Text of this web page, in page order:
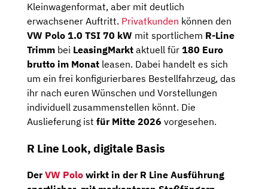
Kleinwagenformat, aber mit deutlich
erwachsener Auftritt. Privatkunden können den
VW Polo 1.0 TSI 70 kW mit sportlichem R-Line
Trimm bei LeasingMarkt aktuell für 180 Euro
brutto im Monat leasen. Dabei handelt es sich
um ein frei konfigurierbares Bestellfahrzeug, das
ihr nach euren Wünschen und Vorstellungen
individuell zusammenstellen könnt. Die
Auslieferung ist für Mitte 2026 vorgesehen.
R Line Look, digitale Basis
DerVW Polo wirkt in der R Line Ausführung